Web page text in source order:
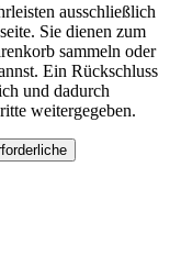
ausschließlich
Sie dienen zum
sammeln oder
Ein Rückschluss
und dadurch
weitergegeben.